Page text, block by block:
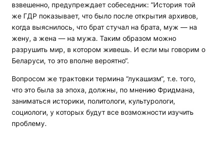
взвешенно, предупреждает собеседник: “История той
же ГДР показывает, что было после открытия архивов,
когда выяснилось, что брат стучал на брата, муж — на
жену, а жена — на мужа. Таким образом можно
разрушить мир, в котором живешь. И если мы говорим о
Беларуси, то это вполне вероятно“.
Вопросом же трактовки термина “лукашизм“, т.е. того,
что это была за эпоха, должны, по мнению Фридмана,
заниматься историки, политологи, культурологи,
социологи, у которых будут все возможности изучить
проблему.